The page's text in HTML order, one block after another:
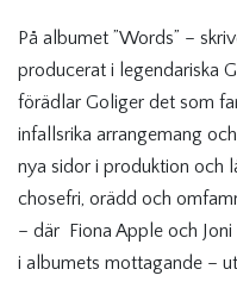
På albumet ”Words” –
producerat i legendariska
förädlar Goliger det som
infallsrika arrangemang
nya sidor i produktion och
chosefri, orädd och
– där Fiona Apple och
i albumets mottagande –